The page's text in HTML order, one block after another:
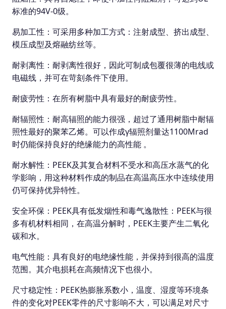
标准的94V-0级。
易加工性：可采用多种加工方式：注射成型、挤出成型、
模压成型及熔融纺丝等。
耐剥离性：耐剥离性很好，因此可制成包覆很薄的电线或
电磁线，并可在苛刻条件下使用。
耐疲劳性：在所有树脂中具有最好的耐疲劳性。
耐辐照性：耐高辐照的能力很强，超过了通用树脂中耐辐
照性最好的聚苯乙烯。可以作成γ辐照剂量达1100Mrad
时仍能保持良好的绝缘能力的高性能 。
耐水解性：PEEK及其复合材料不受水和高压水蒸气的化
学影响，用这种材料作成的制品在高温高压水中连续使用
仍可保持优异特性。
安全环保：PEEK具有低发烟性和毒气逸散性：PEEK与很
多有机材料相同，在高温分解时，PEEK主要产生二氧化
碳和水。
电气性能：具有良好的电绝缘性能，并保持到很高的温度
范围。其介电损耗在高频情况下也很小。
尺寸稳定性：PEEK热膨胀系数小，温度、湿度等环境条
件的变化对PEEK零件的尺寸影响不大，可以满足对尺寸